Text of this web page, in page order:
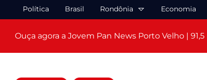
Política Brasil Rondônia Economia
Ouça agora a Jovem Pan News Porto Velho | 91,5